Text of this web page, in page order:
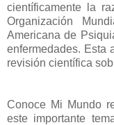
científicamente la
Organización
Americana de
enfermedades. Esta
revisión científica
Conoce Mi Mundo
este importante